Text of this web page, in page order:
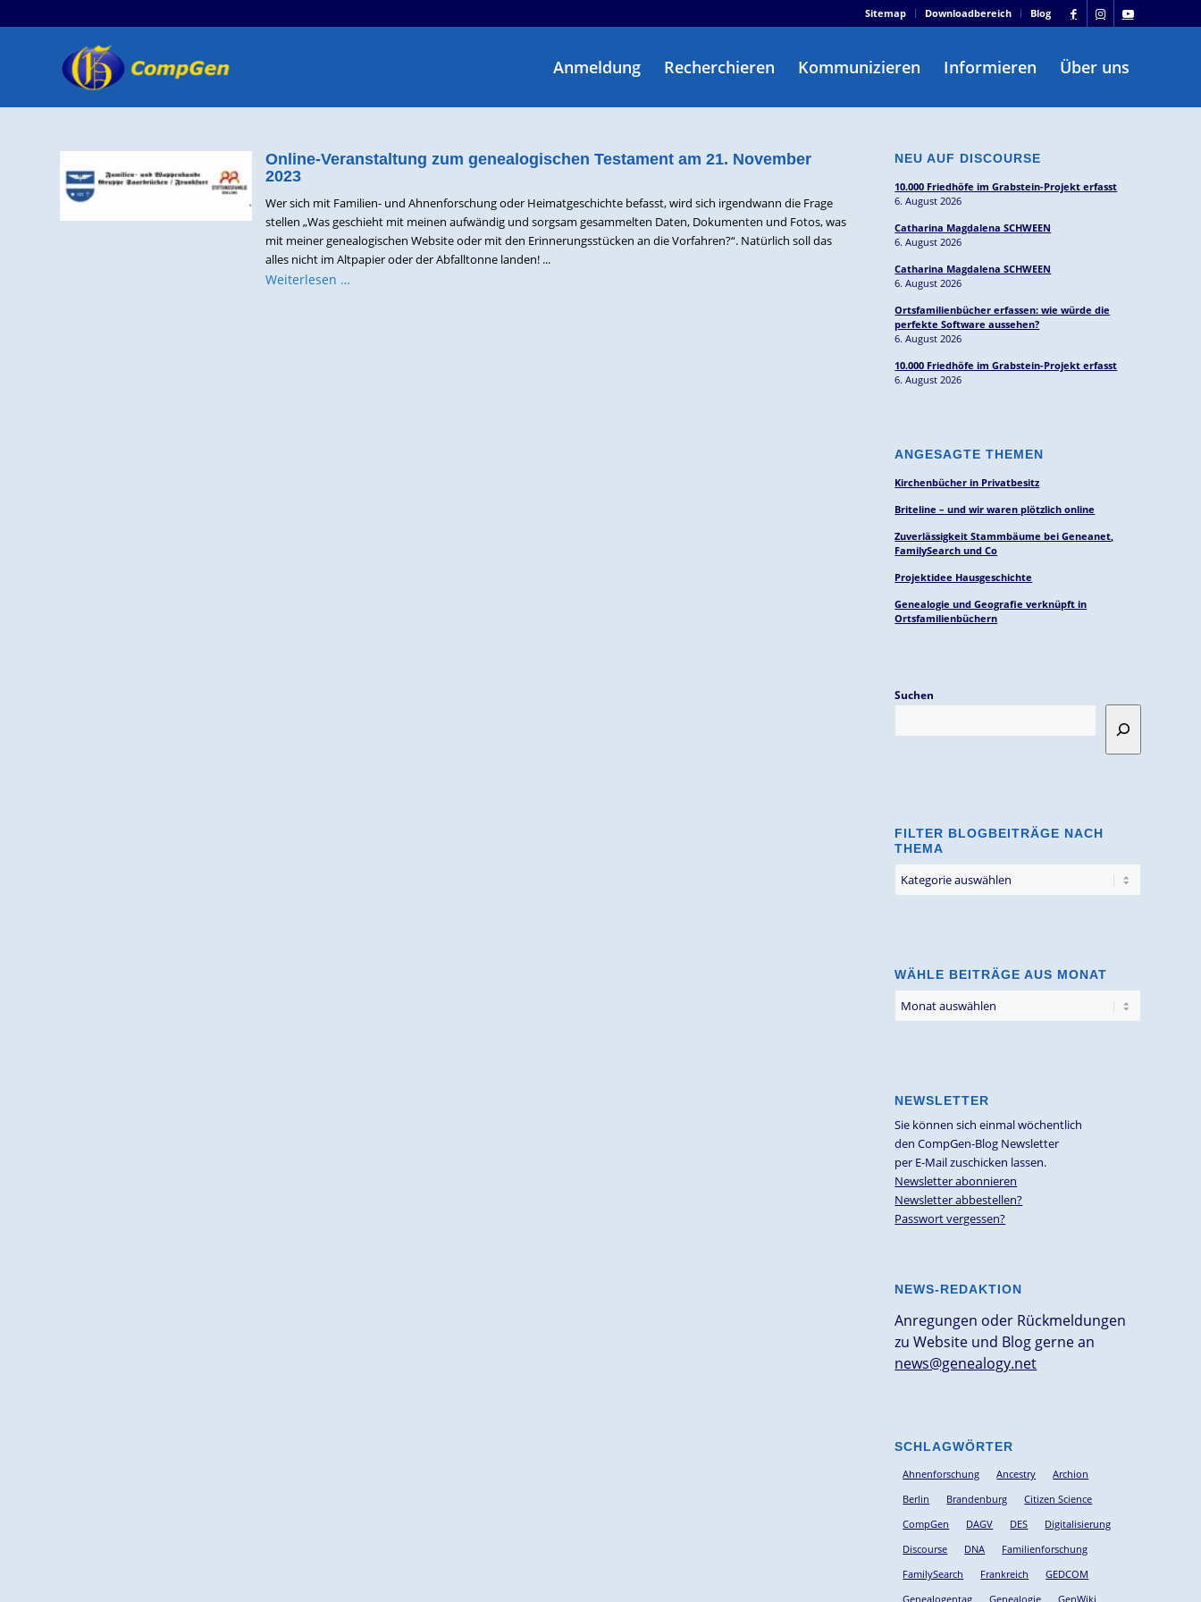
Sitemap Downloadbereich Blog
Anmeldung Recherchieren Kommunizieren Informieren Über uns
Online-Veranstaltung zum genealogischen Testament am 21. November
2023
Wer sich mit Familien- und Ahnenforschung oder Heimatgeschichte befasst, wird sich irgendwann die Frage
stellen „Was geschieht mit meinen aufwändig und sorgsam gesammelten Daten, Dokumenten und Fotos, was
mit meiner genealogischen Website oder mit den Erinnerungsstücken an die Vorfahren?“. Natürlich soll das
alles nicht im Altpapier oder der Abfalltonne landen! ...
Weiterlesen …
NEU AUF DISCOURSE
10.000 Friedhöfe im Grabstein-Projekt erfasst
6. August 2026
Catharina Magdalena SCHWEEN
6. August 2026
Catharina Magdalena SCHWEEN
6. August 2026
Ortsfamilienbücher erfassen: wie würde die
perfekte Software aussehen?
6. August 2026
10.000 Friedhöfe im Grabstein-Projekt erfasst
6. August 2026
ANGESAGTE THEMEN
Kirchenbücher in Privatbesitz
Briteline – und wir waren plötzlich online
Zuverlässigkeit Stammbäume bei Geneanet,
FamilySearch und Co
Projektidee Hausgeschichte
Genealogie und Geografie verknüpft in
Ortsfamilienbüchern
Suchen
FILTER BLOGBEITRÄGE NACH
THEMA
Blogbeiträge
WÄHLE BEITRÄGE AUS MONAT
NEWSLETTER
Sie können sich einmal wöchentlich
den CompGen-Blog Newsletter
per E-Mail zuschicken lassen.
Newsletter abonnieren
Newsletter abbestellen?
Passwort vergessen?
NEWS-REDAKTION
Anregungen oder Rückmeldungen
zu Website und Blog gerne an
news@genealogy.net
SCHLAGWÖRTER
Ahnenforschung Ancestry
Archion
Berlin
Brandenburg
Citizen Science
CompGen
DAGV DES
Digitalisierung
Discourse
DNA
Familienforschung
FamilySearch
Frankreich
GEDCOM
Genealogentag
Genealogie
GenWiki